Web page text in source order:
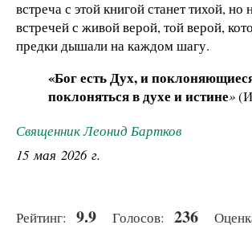
встреча с этой книгой станет тихой, но
встречей с живой верой, той верой,
предки дышали на каждом шагу.
«Бог есть Дух, и
поклоняться в духе и истине»
Священник Леонид Бартков
15 мая 2026 г.
Рейтинг: 9.9 Голосов: 236